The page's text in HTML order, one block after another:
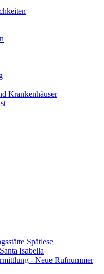
Krankenhäuser
Spätlese
Isabella
- Neue Rufnummer